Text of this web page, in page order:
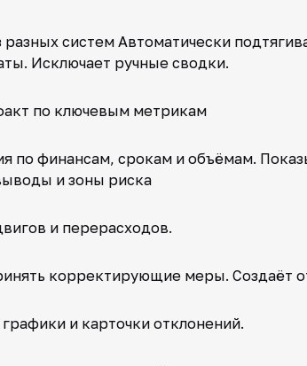
систем Автоматически
Исключает ручные сводки.
по ключевым метрикам
по финансам, срокам и объёмам.
и зоны риска
и перерасходов.
корректирующие меры. Создаёт
и карточки отклонений.